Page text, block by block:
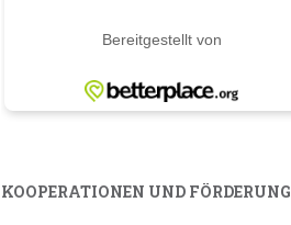
KOOPERATIONEN UND FÖRDERUNG